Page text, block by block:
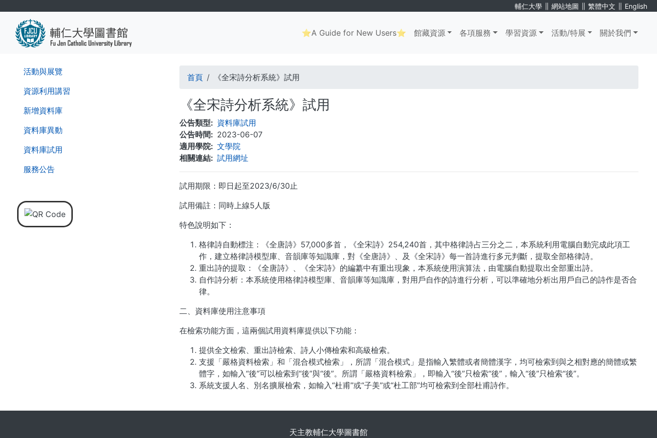
輔仁大學 ∥ 網站地圖 ∥ 繁體中文 ∥ English
Main
navigation
⭐A Guide for New Users⭐ 館藏資源 各項服務 學習資源 活動/特展 關於我們
活動與展覽
資源利用講習
新增資料庫
資料庫異動
資料庫試用
服務公告
導
航
連
結
首頁 《全宋詩分析系統》試用
《全宋詩分析系統》試用
公告類型
資料庫試用
公告時間
2023-06-07
適用學院
文學院
相關連結
試用網址
試用期限：即日起至2023/6/30止
試用備註：同時上線5人版
特色說明如下：
格律詩自動標注：《全唐詩》57,000多首，《全宋詩》254,240首，其中格律詩占三分之二，本系統利用電腦自動完成此項工
作，建立格律詩模型庫、音韻庫等知識庫，對《全唐詩》、及《全宋詩》每一首詩進行多元判斷，提取全部格律詩。
重出詩的提取：《全唐詩》、《全宋詩》的編纂中有重出現象，本系統使用演算法，由電腦自動提取出全部重出詩。
自作詩分析：本系統使用格律詩模型庫、音韻庫等知識庫，對用戶自作的詩進行分析，可以準確地分析出用戶自己的詩作是否合
律。
二、資料庫使用注意事項
在檢索功能方面，這兩個試用資料庫提供以下功能：
提供全文檢索、重出詩檢索、詩人小傳檢索和高級檢索。
支援「嚴格資料檢索」和「混合模式檢索」，所謂「混合模式」是指輸入繁體或者簡體漢字，均可檢索到與之相對應的簡體或繁
體字，如輸入“後”可以檢索到“後”與“後”。所謂「嚴格資料檢索」，即輸入“後”只檢索“後”，輸入“後”只檢索“後”。
系統支援人名、別名擴展檢索，如輸入“杜甫”或“子美”或“杜工部”均可檢索到全部杜甫詩作。
天主教輔仁大學圖書館